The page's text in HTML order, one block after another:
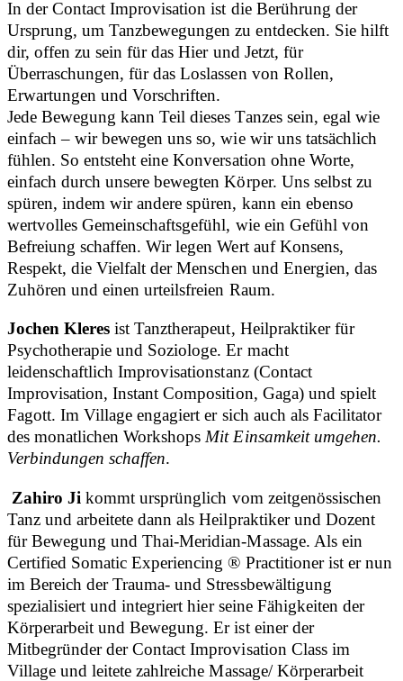
In der Contact Improvisation ist die Berührung der
Ursprung, um Tanzbewegungen zu entdecken. Sie hilft
dir, offen zu sein für das Hier und Jetzt, für
Überraschungen, für das Loslassen von Rollen,
Erwartungen und Vorschriften.
Jede Bewegung kann Teil dieses Tanzes sein, egal wie
einfach – wir bewegen uns so, wie wir uns tatsächlich
fühlen. So entsteht eine Konversation ohne Worte,
einfach durch unsere bewegten Körper. Uns selbst zu
spüren, indem wir andere spüren, kann ein ebenso
wertvolles Gemeinschaftsgefühl, wie ein Gefühl von
Befreiung schaffen. Wir legen Wert auf Konsens,
Respekt, die Vielfalt der Menschen und Energien, das
Zuhören und einen urteilsfreien Raum.
Jochen Kleres ist Tanztherapeut, Heilpraktiker für
Psychotherapie und Soziologe. Er macht
leidenschaftlich Improvisationstanz (Contact
Improvisation, Instant Composition, Gaga) und spielt
Fagott. Im Village engagiert er sich auch als Facilitator
des monatlichen WorkshopsMit Einsamkeit umgehen.
Verbindungen schaffen.
Zahiro Ji kommt ursprünglich vom zeitgenössischen
Tanz und arbeitete dann als Heilpraktiker und Dozent
für Bewegung und Thai-Meridian-Massage. Als ein
Certified Somatic Experiencing ® Practitioner ist er nun
im Bereich der Trauma- und Stressbewältigung
spezialisiert und integriert hier seine Fähigkeiten der
Körperarbeit und Bewegung. Er ist einer der
Mitbegründer der Contact Improvisation Class im
Village und leitete zahlreiche Massage/ Körperarbeit